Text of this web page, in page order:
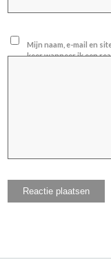
Mijn naam, e-mail en
keer wanneer ik een